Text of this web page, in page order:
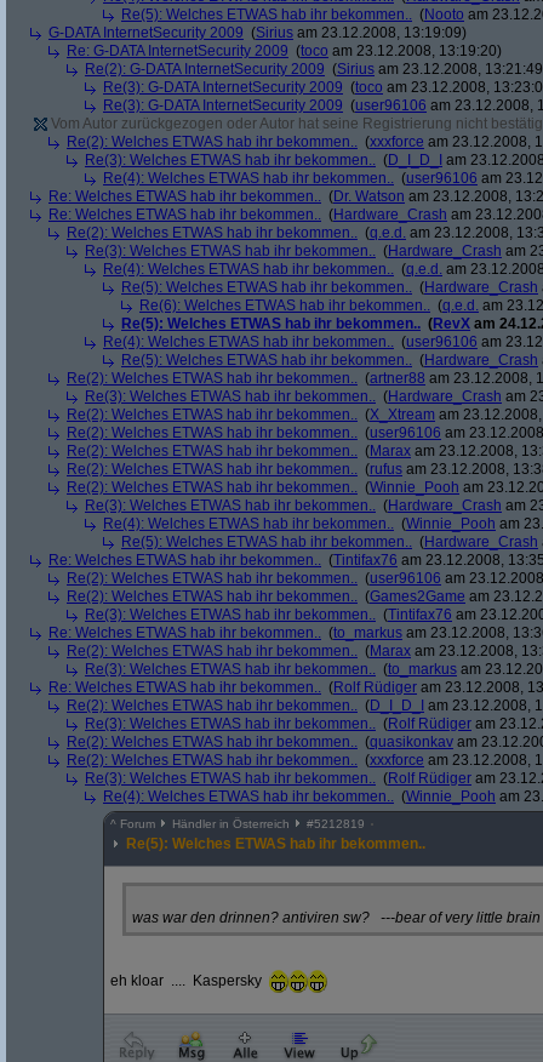
Re(5): Welches ETWAS hab ihr bekommen.. (Nooto am
G-DATA InternetSecurity 2009 (Sirius am 23.12.2008, 13:19:09)
Re: G-DATA InternetSecurity 2009 (toco am 23.12.2008, 13:19:20)
Re(2): G-DATA InternetSecurity 2009 (Sirius am 23.12.2008,
Re(3): G-DATA InternetSecurity 2009 (toco am 23.12.2008,
Re(3): G-DATA InternetSecurity 2009 (user96106 am 23.12.2008,
Vom Autor zurückgezogen oder Autor hat seine Registrierung nicht
Re(2): Welches ETWAS hab ihr bekommen.. (xxxforce am 23.12.2008,
Re(3): Welches ETWAS hab ihr bekommen.. (D_I_D_I
am
Re(4): Welches ETWAS hab ihr bekommen.. (user96106 am
Re: Welches ETWAS hab ihr bekommen.. (Dr. Watson am 23.12.2008,
Re: Welches ETWAS hab ihr bekommen.. (Hardware_Crash am
Re(2): Welches ETWAS hab ihr bekommen.. (q.e.d. am 23.12.2008,
Re(3): Welches ETWAS hab ihr bekommen.. (Hardware_Crash am
Re(4): Welches ETWAS hab ihr bekommen.. (q.e.d. am
Re(5): Welches ETWAS hab ihr bekommen.. (Hardware_Crash
Re(6): Welches ETWAS hab ihr bekommen.. (q.e.d. am
Re(5): Welches ETWAS hab ihr bekommen.. (RevX am
Re(4): Welches ETWAS hab ihr bekommen.. (user96106 am
Re(5): Welches ETWAS hab ihr bekommen.. (Hardware_Crash
Re(2): Welches ETWAS hab ihr bekommen.. (artner88 am 23.12.2008,
Re(3): Welches ETWAS hab ihr bekommen.. (Hardware_Crash am
Re(2): Welches ETWAS hab ihr bekommen.. (X_Xtream am
Re(2): Welches ETWAS hab ihr bekommen.. (user96106 am
Re(2): Welches ETWAS hab ihr bekommen.. (Marax am 23.12.2008,
Re(2): Welches ETWAS hab ihr bekommen.. (rufus am 23.12.2008,
Re(2): Welches ETWAS hab ihr bekommen.. (Winnie_Pooh am
Re(3): Welches ETWAS hab ihr bekommen.. (Hardware_Crash am
Re(4): Welches ETWAS hab ihr bekommen.. (Winnie_Pooh am
Re(5): Welches ETWAS hab ihr bekommen.. (Hardware_Crash
Re: Welches ETWAS hab ihr bekommen.. (Tintifax76 am 23.12.2008,
Re(2): Welches ETWAS hab ihr bekommen.. (user96106 am
Re(2): Welches ETWAS hab ihr bekommen.. (Games2Game am
Re(3): Welches ETWAS hab ihr bekommen.. (Tintifax76 am
Re: Welches ETWAS hab ihr bekommen.. (to_markus am 23.12.2008,
Re(2): Welches ETWAS hab ihr bekommen.. (Marax am 23.12.2008,
Re(3): Welches ETWAS hab ihr bekommen.. (to_markus am
Re: Welches ETWAS hab ihr bekommen.. (Rolf Rüdiger am 23.12.2008,
Re(2): Welches ETWAS hab ihr bekommen.. (D_I_D_I
am 23.12.2008,
Re(3): Welches ETWAS hab ihr bekommen.. (Rolf Rüdiger am
Re(2): Welches ETWAS hab ihr bekommen.. (quasikonkav am
Re(2): Welches ETWAS hab ihr bekommen.. (xxxforce am 23.12.2008,
Re(3): Welches ETWAS hab ihr bekommen.. (Rolf Rüdiger am
Re(4): Welches ETWAS hab ihr bekommen.. (Winnie_Pooh am
^ Forum Händler in Österreich #5212819
Re(5): Welches ETWAS hab ihr bekommen..
was war den drinnen? antiviren sw? ---bear of very little brain
eh kloar .... Kaspersky